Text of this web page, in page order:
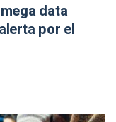
data
por el